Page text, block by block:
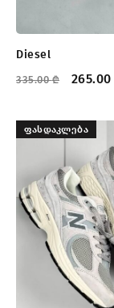
Diesel
335.00₾ 265.00
ᲤᲐᲡᲓᲐᲙᲚᲔᲑᲐ